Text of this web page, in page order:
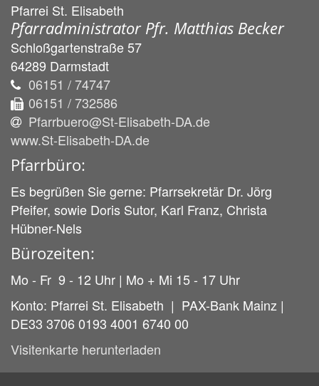
Pfarrei St. Elisabeth
Pfarradministrator Pfr. Matthias Becker
Schloßgartenstraße 57
64289 Darmstadt
06151 / 74747
06151 / 732586
Pfarrbuero@St-Elisabeth-DA.de
www.St-Elisabeth-DA.de
Pfarrbüro:
Es begrüßen Sie gerne: Pfarrsekretär Dr. Jörg
Pfeifer, sowie Doris Sutor, Karl Franz, Christa
Hübner-Nels
Bürozeiten:
Mo - Fr 9 - 12 Uhr | Mo + Mi 15 - 17 Uhr
Konto: Pfarrei St. Elisabeth | PAX-Bank Mainz |
DE33 3706 0193 4001 6740 00
Visitenkarte herunterladen